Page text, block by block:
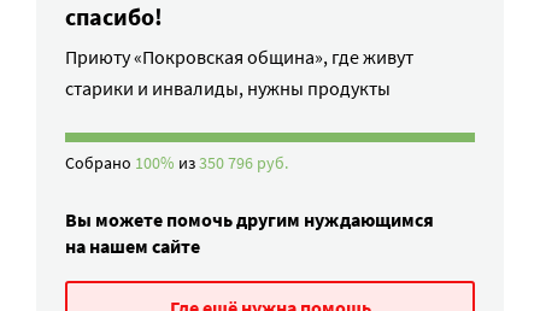
спасибо!
Приюту «Покровская община», где живут
старики и инвалиды, нужны продукты
Собрано 100% из350 796 руб.
Вы можете помочь другим нуждающимся
на нашем сайте